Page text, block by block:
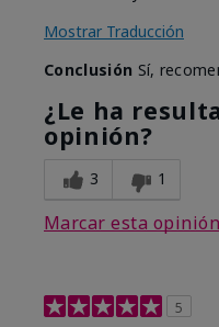
Mostrar Traducción
Conclusión Sí,
¿Le ha
opinión?
3 1
Marcar esta opinión
5